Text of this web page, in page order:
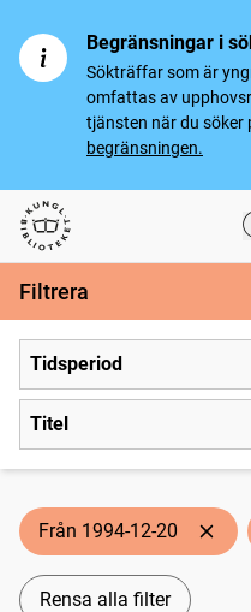
Begränsningar i
Sökträffar som är
omfattas av
tjänsten när du söker
begränsningen.
Svenska tidningar
Filtrera
Tidsperiod
Titel
Från 1994-12-20
Rensa alla filter